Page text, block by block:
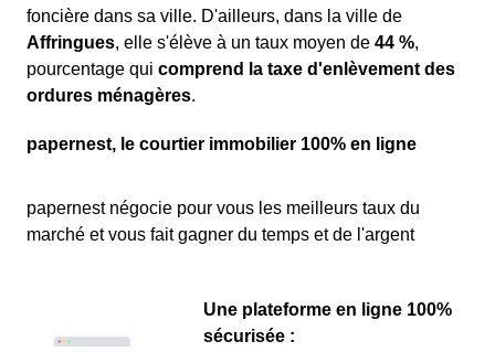
foncière dans sa ville. D'ailleurs, dans la ville de
Affringues, elle s'élève à un taux moyen de 44 %,
pourcentage qui comprend la taxe d'enlèvement des
ordures ménagères.
papernest, le courtier immobilier 100% en ligne
papernest négocie pour vous les meilleurs taux du
marché et vous fait gagner du temps et de l'argent
Une plateforme en ligne 100%
sécurisée :